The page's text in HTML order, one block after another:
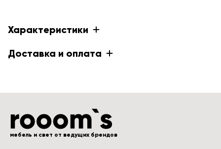
Характеристики
Доставка и оплата
мебель и свет от ведущих брендов